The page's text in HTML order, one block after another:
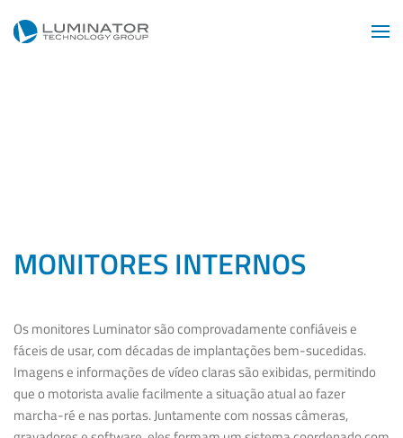
Skip to main content
MONITORES INTERNOS
Os monitores Luminator são comprovadamente confiáveis e
fáceis de usar, com décadas de implantações bem-sucedidas.
Imagens e informações de vídeo claras são exibidas, permitindo
que o motorista avalie facilmente a situação atual ao fazer
marcha-ré e nas portas. Juntamente com nossas câmeras,